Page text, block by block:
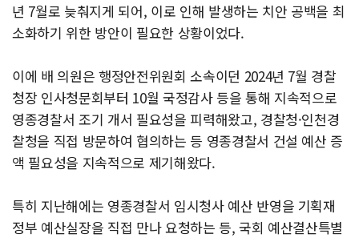
년 7월로 늦춰지게 되어, 이로 인해 발생하는 치안 공백을 최
소화하기 위한 방안이 필요한 상황이었다.
이에 배 의원은 행정안전위원회 소속이던 2024년 7월 경찰
청장 인사청문회부터 10월 국정감사 등을 통해 지속적으로
영종경찰서 조기 개서 필요성을 피력해왔고, 경찰청·인천경
찰청을 직접 방문하여 협의하는 등 영종경찰서 건설 예산 증
액 필요성을 지속적으로 제기해왔다.
특히 지난해에는 영종경찰서 임시청사 예산 반영을 기획재
정부 예산실장을 직접 만나 요청하는 등, 국회 예산결산특별